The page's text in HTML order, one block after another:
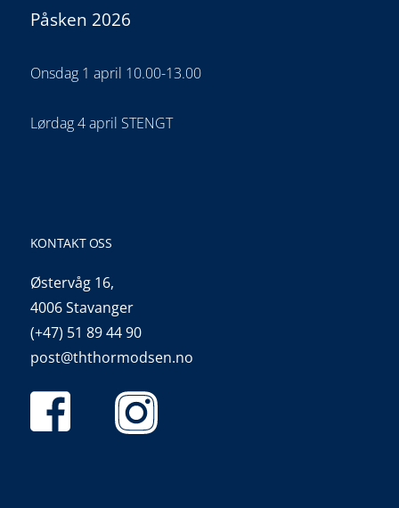
Påsken 2026
Onsdag 1 april 10.00-13.00
Lørdag 4 april STENGT
KONTAKT OSS
Østervåg 16,
4006 Stavanger
(+47) 51 89 44 90
post@ththormodsen.no